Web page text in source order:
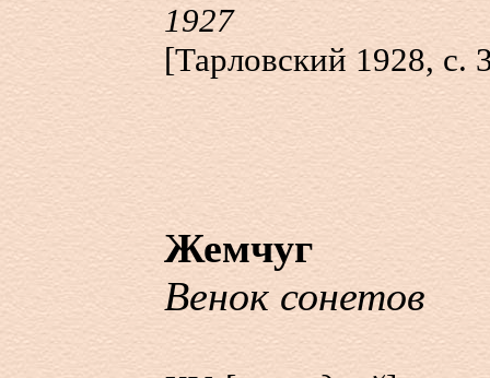
1927
[Тарловский 1928, с.
Жемчуг
Венок сонетов